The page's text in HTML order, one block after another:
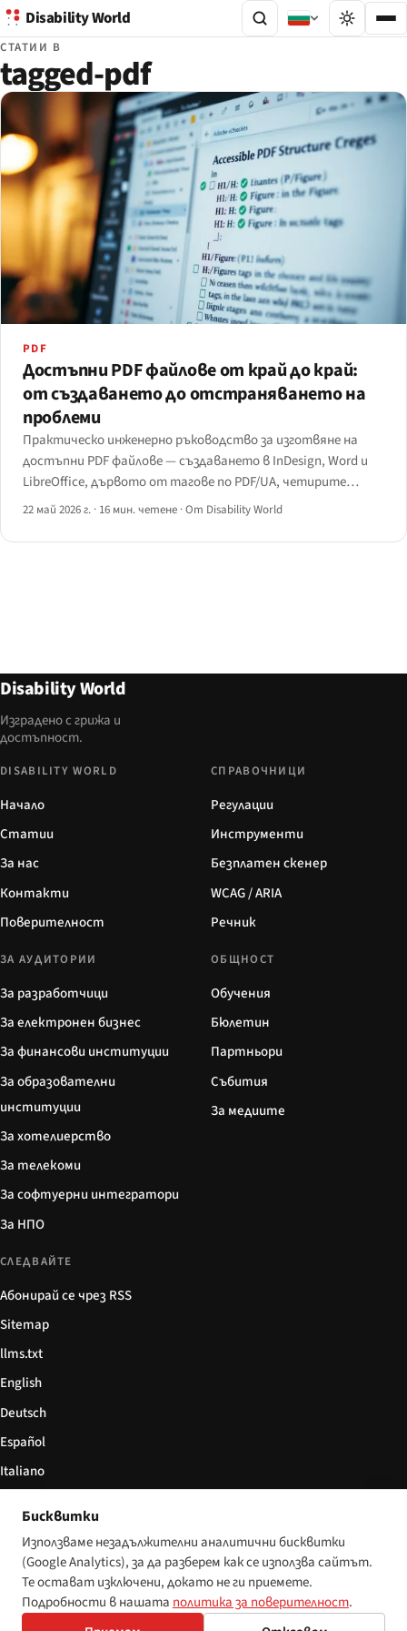
Disability World
СТАТИИ В
tagged-pdf
PDF
Достъпни PDF файлове от край до край:
от създаването до отстраняването на
проблеми
Практическо инженерно ръководство за изготвяне на
достъпни PDF файлове — създаването в InDesign, Word и
LibreOffice, дървото от тагове по PDF/UA, четирите
инструмента за отстраняване на проблеми и как JAWS,
различно.
22 май 2026 г. · 16 мин. четене ·От Disability World
Disability World
Изградено с грижа и
достъпност.
DISABILITY WORLD
Начало
Статии
За нас
Контакти
Поверителност
СПРАВОЧНИЦИ
Регулации
Инструменти
Безплатен скенер
WCAG / ARIA
Речник
ЗА АУДИТОРИИ
За разработчици
За електронен бизнес
За финансови институции
За образователни
институции
За хотелиерство
За телекоми
За софтуерни интегратори
За НПО
ОБЩНОСТ
Обучения
Бюлетин
Партньори
Събития
За медиите
СЛЕДВАЙТЕ
Абонирай се чрез RSS
Sitemap
llms.txt
English
Deutsch
Español
Italiano
© 2026 Disability World. Всички права запазени. Настройки за бисквитки
Бисквитки
Използваме незадължителни аналитични бисквитки
(Google Analytics), за да разберем как се използва сайтът.
Те остават изключени, докато не ги приемете.
Подробности в нашата политика за поверителност.